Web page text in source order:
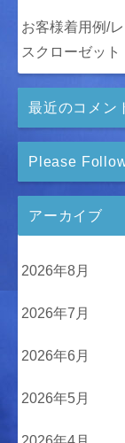
お客様着用例/
スクローゼット
最近のコメン
Please
アーカイブ
2026年8月
2026年7月
2026年6月
2026年5月